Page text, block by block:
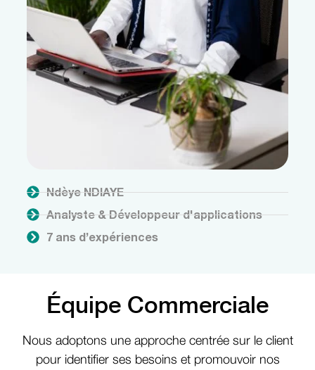
Ndèye NDIAYE
Analyste & Développeur d'applications
7 ans d’expériences
Équipe Commerciale
Nous adoptons une approche centrée sur le client
pour identifier ses besoins et promouvoir nos